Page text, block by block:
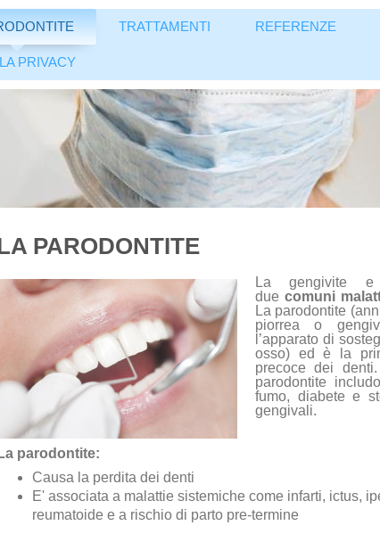
TRATTAMENTI REFERENZE
PRIVACY
PARODONTITE
La gengivite
due comuni
La parodontite
piorrea o
l’apparato di
osso) ed è la
precoce dei
parodontite
fumo, diabete e
gengivali.
La parodontite:
Causa la perdita dei denti
E' associata a malattie sistemiche come infarti, ictus,
reumatoide e a rischio di parto pre-termine